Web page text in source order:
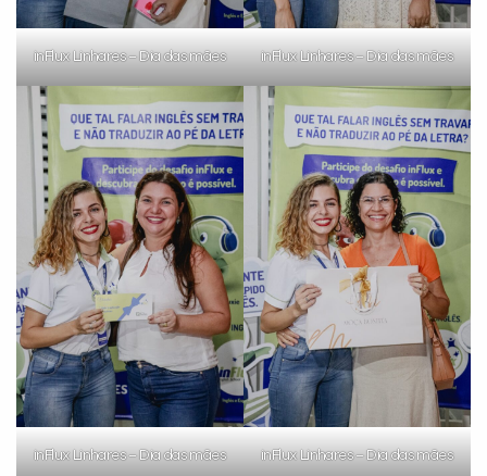
inFlux Linhares – Dia das mães inFlux Linhares – Dia das mães
inFlux Linhares – Dia das mães inFlux Linhares – Dia das mães